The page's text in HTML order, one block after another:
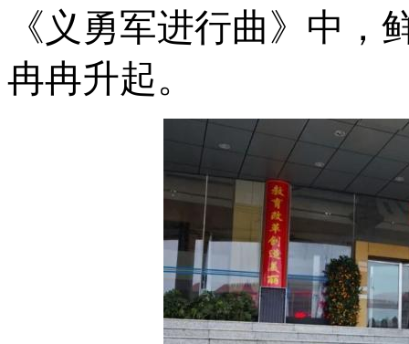
《义勇军进行曲》中
冉冉升起。